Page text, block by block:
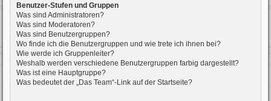
Benutzer-Stufen und Gruppen
Was sind Administratoren?
Was sind Moderatoren?
Was sind Benutzergruppen?
Wo finde ich die Benutzergruppen und wie trete ich ihnen bei?
Wie werde ich Gruppenleiter?
Weshalb werden verschiedene Benutzergruppen farbig dargestellt?
Was ist eine Hauptgruppe?
Was bedeutet der „Das Team“-Link auf der Startseite?